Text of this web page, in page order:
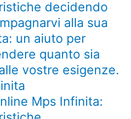
decidendo
alla sua
un aiuto per
quanto sia
vostre esigenze.
Mps Infinita: